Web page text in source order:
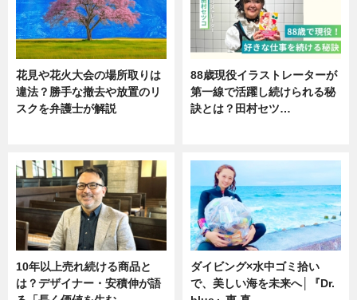
花見や花火大会の場所取りは
違法？勝手な撤去や放置のリ
スクを弁護士が解説
88歳現役イラストレーターが
第一線で活躍し続けられる秘
訣とは？田村セツ…
10年以上売れ続ける商品と
は？デザイナー・安積伸が語
ダイビング×水中ゴミ拾い
で、美しい海を未来へ│『Dr.